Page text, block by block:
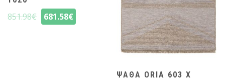
851.98€ 681.58€
ΨΆΘΑ ORIA 603 X